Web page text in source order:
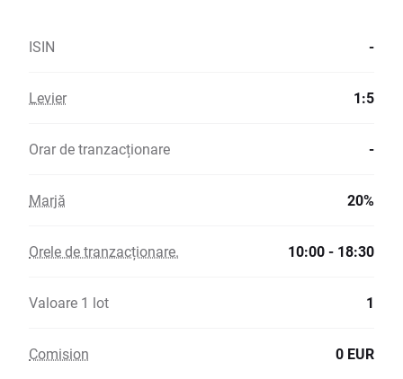
ISIN -
Levier 1:5
Orar de tranzacționare -
Marjă 20%
Orele de tranzacționare. 10:00 - 18:30
Valoare 1 lot 1
Comision 0 EUR